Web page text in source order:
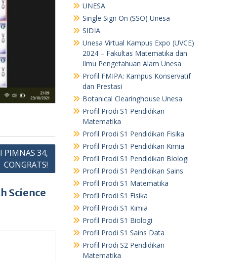
PIMNAS 34,
CONGRATS!
Science
UNESA
Single Sign On (SSO) Unesa
SIDIA
Unesa Virtual Kampus Expo (UVCE)
2024 – Fakultas Matematika dan
Ilmu Pengetahuan Alam Unesa
Profil FMIPA: Kampus Konservatif
dan Prestasi
Botanical Clearinghouse Unesa
Profil Prodi S1 Pendidikan
Matematika
Profil Prodi S1 Pendidikan Fisika
Profil Prodi S1 Pendidikan Kimia
Profil Prodi S1 Pendidikan Biologi
Profil Prodi S1 Pendidikan Sains
Profil Prodi S1 Matematika
Profil Prodi S1 Fisika
Profil Prodi S1 Kimia
Profil Prodi S1 Biologi
Profil Prodi S1 Sains Data
Profil Prodi S2 Pendidikan
Matematika